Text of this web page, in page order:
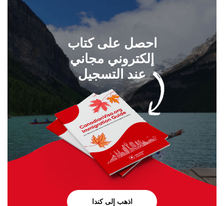
احصل على كتاب
إلكتروني مجاني
عند التسجيل
اذهب إلى كندا